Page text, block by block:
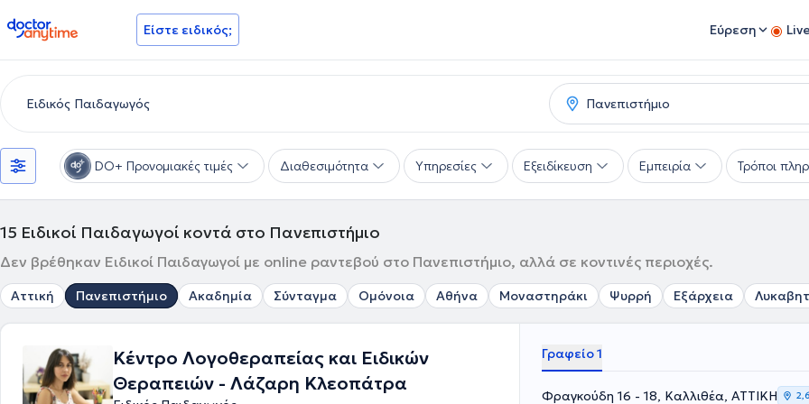
doctoranytime Είστε ειδικός; Εύρεση
DO+ Προνομιακές τιμές Διαθεσιμότητα Υπηρεσίες Εξειδίκευση Εμπειρία Τρόποι
15 Ειδικοί Παιδαγωγοί κοντά στο Πανεπιστήμιο
Δεν βρέθηκαν Ειδικοί Παιδαγωγοί με online ραντεβού στο Πανεπιστήμιο, αλλά σε κοντινές περιοχές.
Αττική Πανεπιστήμιο Ακαδημία Σύνταγμα Ομόνοια Αθήνα Μοναστηράκι Ψυρρή Εξάρχεια
Κέντρο Λογοθεραπείας και Ειδικών
Θεραπειών - Λάζαρη Κλεοπάτρα
Γραφείο 1
Φραγκούδη 16 - 18, Καλλιθέα, ΑΤΤΙΚΗ